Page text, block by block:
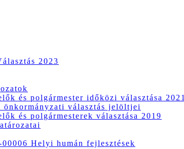
2023
és polgármester időközi választása 2021
választás jelöltjei
és polgármesterek választása 2019
Helyi humán fejlesztések